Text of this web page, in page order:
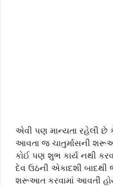
એવી પણ માન્યતા રહેલી છે
આવતા જ ચાતુર્માસની
કોઈ પણ શુભ કાર્ય નથી
દેવ ઉઠની એકાદશી બાદથી
શરૂઆત કરવામાં આવતી